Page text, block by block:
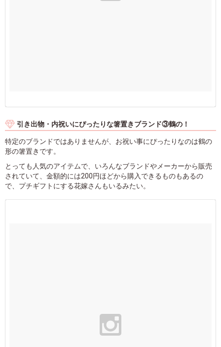
引き出物・内祝いにぴったりな箸置きブランド③鶴の！
特定のブランドではありませんが、お祝い事にぴったりなのは鶴の
形の箸置きです。
とっても人気のアイテムで、いろんなブランドやメーカーから販売
されていて、金額的には200円ほどから購入できるものもあるの
で、プチギフトにする花嫁さんもいるみたい。